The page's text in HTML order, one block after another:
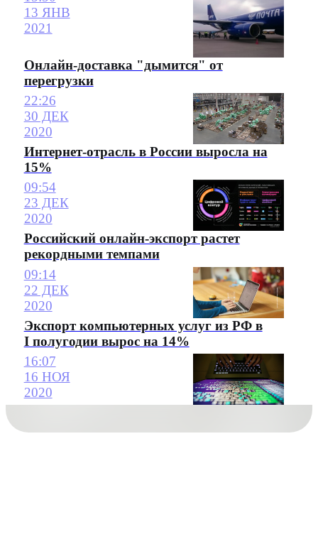
13 ЯНВ
2021
Онлайн-доставка "дымится" от
перегрузки
22:26
30 ДЕК
2020
Интернет-отрасль в России выросла на
15%
09:54
23 ДЕК
2020
Российский онлайн-экспорт растет
рекордными темпами
09:14
22 ДЕК
2020
Экспорт компьютерных услуг из РФ в
I полугодии вырос на 14%
16:07
16 НОЯ
2020